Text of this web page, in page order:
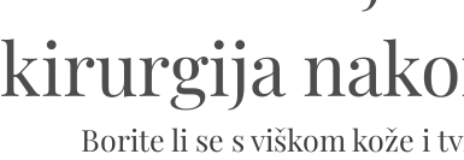
kirurgija
Borite li se s viškom kože i